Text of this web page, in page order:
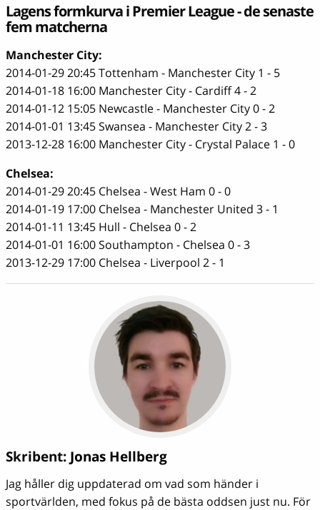
Lagens formkurva i Premier League - de senaste
fem matcherna
Manchester City:
2014-01-29 20:45 Tottenham - Manchester City 1 - 5
2014-01-18 16:00 Manchester City - Cardiff 4 - 2
2014-01-12 15:05 Newcastle - Manchester City 0 - 2
2014-01-01 13:45 Swansea - Manchester City 2 - 3
2013-12-28 16:00 Manchester City - Crystal Palace 1 - 0
Chelsea:
2014-01-29 20:45 Chelsea - West Ham 0 - 0
2014-01-19 17:00 Chelsea - Manchester United 3 - 1
2014-01-11 13:45 Hull - Chelsea 0 - 2
2014-01-01 16:00 Southampton - Chelsea 0 - 3
2013-12-29 17:00 Chelsea - Liverpool 2 - 1
Skribent: Jonas Hellberg
Jag håller dig uppdaterad om vad som händer i
sportvärlden, med fokus på de bästa oddsen just nu. För